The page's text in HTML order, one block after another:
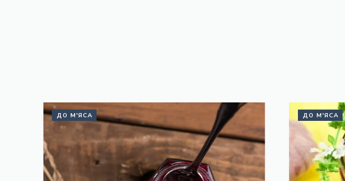
ДО М'ЯСА ДО М'ЯСА